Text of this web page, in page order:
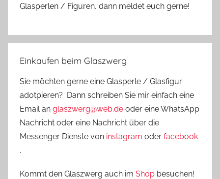
Glasperlen / Figuren, dann meldet euch gerne!
Einkaufen beim Glaszwerg
Sie möchten gerne eine Glasperle / Glasfigur
adotpieren? Dann schreiben Sie mir einfach eine
Email an glaszwerg@web.de oder eine WhatsApp
Nachricht oder eine Nachricht über die
Messenger Dienste von instagram oder facebook
.
Kommt den Glaszwerg auch im Shop besuchen!